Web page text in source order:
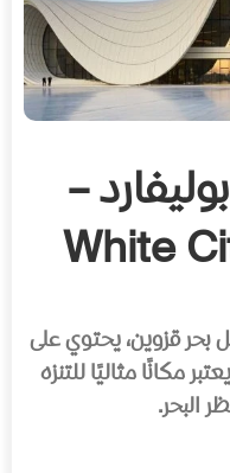
–
White
قزوين، يحتوي على
مكانًا مثاليًا للتنزه
البحر.